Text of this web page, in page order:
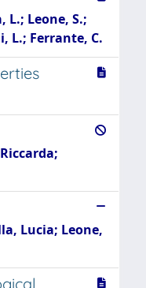
Leone, S.;
L.; Ferrante, C.
Lucia; Leone,